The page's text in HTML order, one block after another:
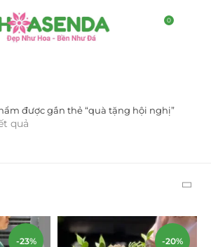
0
được gắn thẻ “quà tặng hội nghị”
quả
-23% -20%